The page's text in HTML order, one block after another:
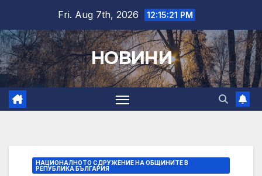
content
Fri. Aug 7th, 2026 12:15:22 PM
НОВИНИ
НАЦИОНАЛНОТО СДРУЖЕНИЕ НА ОБЩИНИТЕ В
РЕПУБЛИКА БЪЛГАРИЯ